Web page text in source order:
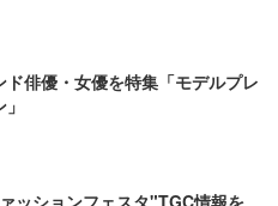
ド俳優・女優を特集「モデルプレ
ッションフェスタ"TGC情報を